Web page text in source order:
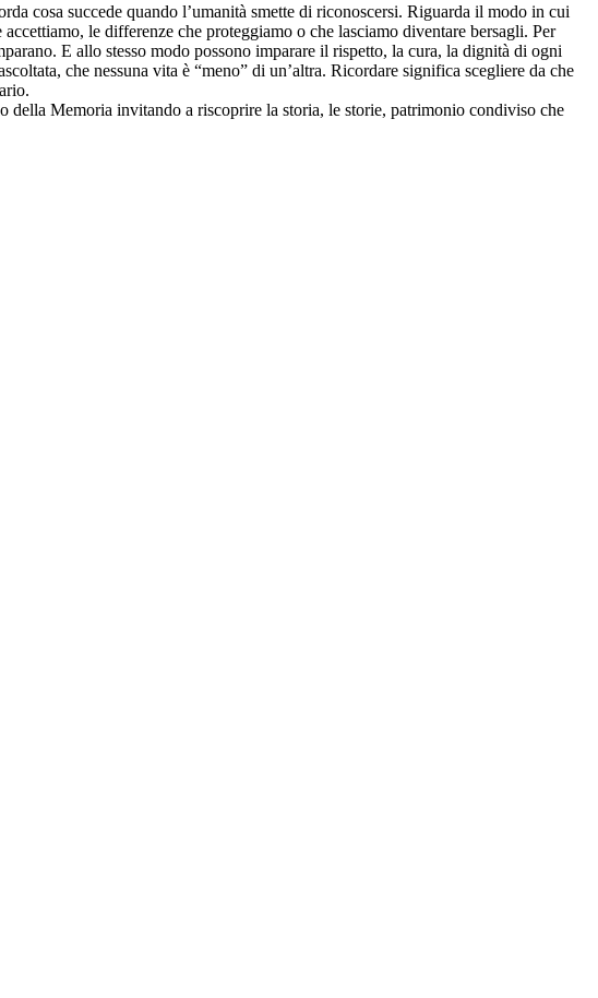
cosa succede quando l’umanità smette di riconoscersi. Riguarda il modo in cui
le differenze che proteggiamo o che lasciamo diventare bersagli. Per
E allo stesso modo possono imparare il rispetto, la cura, la dignità di ogni
che nessuna vita è “meno” di un’altra. Ricordare significa scegliere da che
Memoria invitando a riscoprire la storia, le storie, patrimonio condiviso che